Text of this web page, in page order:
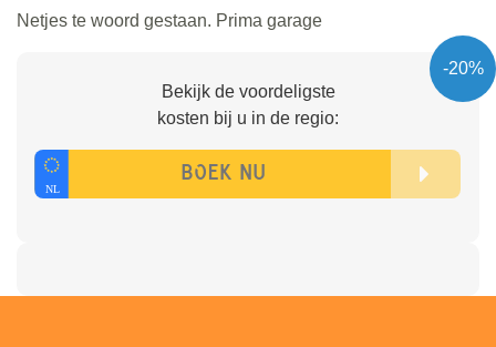
Netjes te woord gestaan. Prima garage
-20%
Bekijk de voordeligste
kosten bij u in de regio: